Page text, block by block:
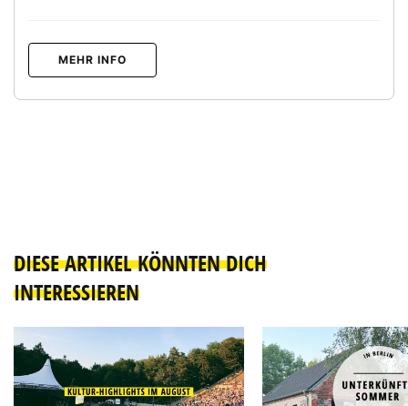
MEHR INFO
DIESE ARTIKEL KÖNNTEN DICH
INTERESSIEREN